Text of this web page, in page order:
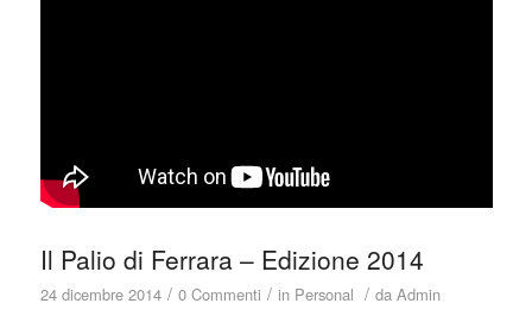
Il Palio di Ferrara – Edizione 2014
24 dicembre 2014 / 0 Commenti / in Personal / da Admin